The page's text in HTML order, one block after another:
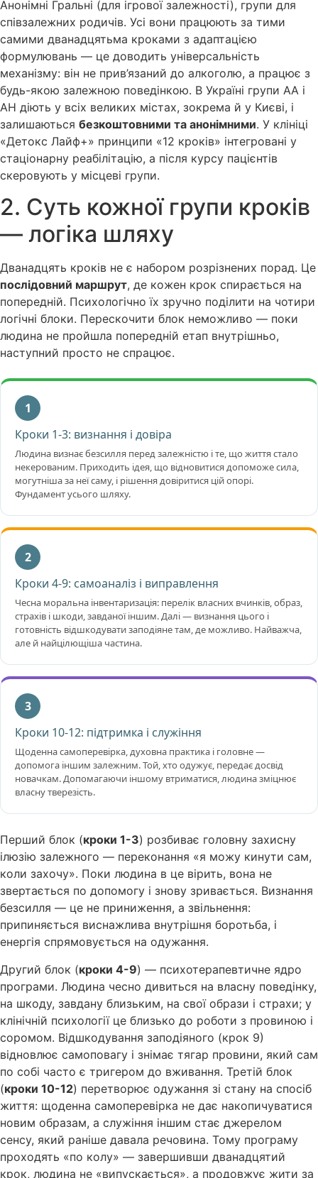
Анонімні Гральні (для ігрової залежності), групи для
співзалежних родичів. Усі вони працюють за тими
самими дванадцятьма кроками з адаптацією
формулювань — це доводить універсальність
механізму: він не прив’язаний до алкоголю, а працює з
будь-якою залежною поведінкою. В Україні групи АА і
АН діють у всіх великих містах, зокрема й у Києві, і
залишаються безкоштовними та анонімними. У клініці
«Детокс Лайф+» принципи «12 кроків» інтегровані у
стаціонарну реабілітацію, а після курсу пацієнтів
скеровують у місцеві групи.
2. Суть кожної групи кроків
— логіка шляху
Дванадцять кроків не є набором розрізнених порад. Це
послідовний маршрут, де кожен крок спирається на
попередній. Психологічно їх зручно поділити на чотири
логічні блоки. Перескочити блок неможливо — поки
людина не пройшла попередній етап внутрішньо,
наступний просто не спрацює.
1
Кроки 1-3: визнання і довіра
Людина визнає безсилля перед залежністю і те, що життя стало
некерованим. Приходить ідея, що відновитися допоможе сила,
могутніша за неї саму, і рішення довіритися цій опорі.
Фундамент усього шляху.
2
Кроки 4-9: самоаналіз і виправлення
Чесна моральна інвентаризація: перелік власних вчинків, образ,
страхів і шкоди, завданої іншим. Далі — визнання цього і
готовність відшкодувати заподіяне там, де можливо. Найважча,
але й найцілющіша частина.
3
Кроки 10-12: підтримка і служіння
Щоденна самоперевірка, духовна практика і головне —
допомога іншим залежним. Той, хто одужує, передає досвід
новачкам. Допомагаючи іншому втриматися, людина зміцнює
власну тверезість.
Перший блок (кроки 1-3) розбиває головну захисну
ілюзію залежного — переконання «я можу кинути сам,
коли захочу». Поки людина в це вірить, вона не
звертається по допомогу і знову зривається. Визнання
безсилля — це не приниження, а звільнення:
припиняється виснажлива внутрішня боротьба, і
енергія спрямовується на одужання.
Другий блок (кроки 4-9) — психотерапевтичне ядро
програми. Людина чесно дивиться на власну поведінку,
на шкоду, завдану близьким, на свої образи і страхи; у
клінічній психології це близько до роботи з провиною і
соромом. Відшкодування заподіяного (крок 9)
відновлює самоповагу і знімає тягар провини, який сам
по собі часто є тригером до вживання. Третій блок
(кроки 10-12) перетворює одужання зі стану на спосіб
життя: щоденна самоперевірка не дає накопичуватися
новим образам, а служіння іншим стає джерелом
сенсу, який раніше давала речовина. Тому програму
проходять «по колу» — завершивши дванадцятий
крок, людина не «випускається», а продовжує жити за